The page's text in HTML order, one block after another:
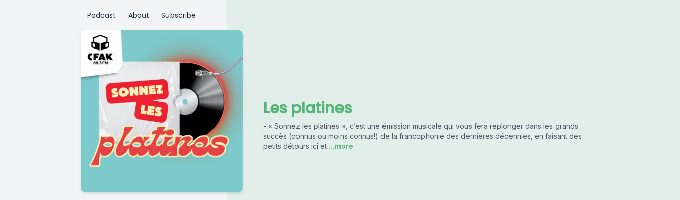
Podcast About Subscribe
Les platines
- « Sonnez les platines », c’est une émission musicale qui vous fera replonger dans les grands
succès (connus ou moins connus!) de la francophonie des dernières décennies, en faisant des
petits détours ici et ...more